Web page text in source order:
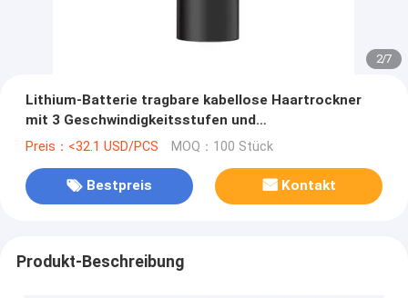
2/7
Lithium-Batterie tragbare kabellose Haartrockner
mit 3 Geschwindigkeitsstufen und
Aluminiumlegierung Körper
Preis：<32.1 USD/PCS MOQ：100 Stück
Bestpreis Kontakt
Produkt-Beschreibung